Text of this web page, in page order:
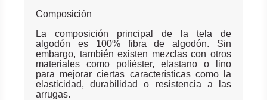
Composición
La composición principal de la tela de
algodón es 100% fibra de algodón. Sin
embargo, también existen mezclas con otros
materiales como poliéster, elastano o lino
para mejorar ciertas características como la
elasticidad, durabilidad o resistencia a las
arrugas.